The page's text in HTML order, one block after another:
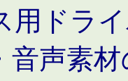
用ドラ
音声素